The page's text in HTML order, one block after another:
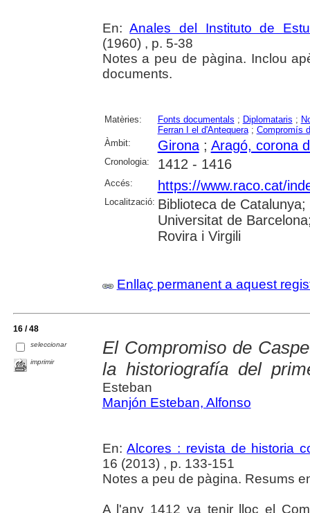
En:Anales del Instituto de
(1960) , p. 5-38
Notes a peu de pàgina. Inclou
documents.
Matèries: Fonts documentals ; Diplomataris ;
Ferran I el d'Antequera; Compromís
Àmbit:
Girona; Aragó, corona
Cronologia: 1412 - 1416
Accés: https://www.raco.cat/
Localització: Biblioteca de
Universitat de
Rovira i Virgili
Enllaç permanent a aquest
16 / 48
seleccionar
imprimir
El Compromiso de
la historiografía del
Esteban
Manjón Esteban, Alfonso
En:Alcores : revista de historia
16 (2013) , p. 133-151
Notes a peu de pàgina. Resums
A l'any 1412 va tenir lloc el